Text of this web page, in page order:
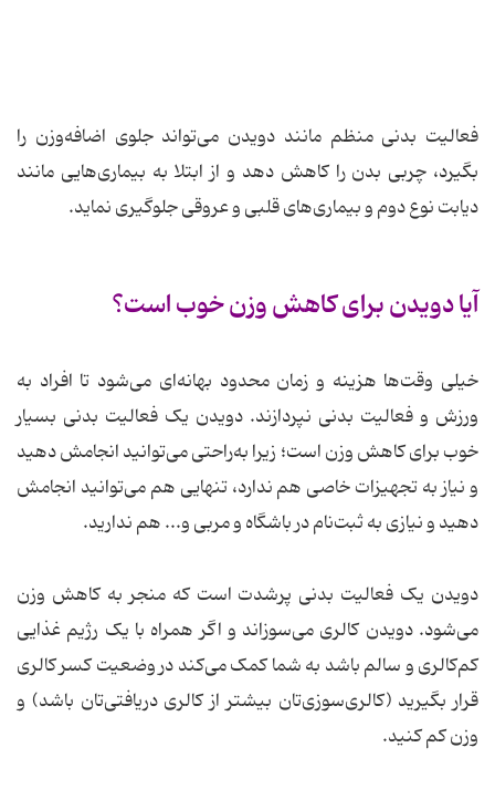
فعالیت بدنی منظم مانند دویدن می‌تواند جلوی اضافه‌وزن را
بگیرد، چربی بدن را کاهش دهد و از ابتلا به بیماری‌هایی مانند
دیابت نوع دوم و بیماری‌های قلبی و عروقی جلوگیری نماید.
آیا دویدن برای کاهش وزن خوب است؟
خیلی وقت‌ها هزینه و زمان محدود بهانه‌ای می‌شود تا افراد به
ورزش و فعالیت بدنی نپردازند. دویدن یک فعالیت بدنی بسیار
خوب برای کاهش وزن است؛ زیرا به‌راحتی می‌توانید انجامش دهید
و نیاز به تجهیزات خاصی هم ندارد، تنهایی هم می‌توانید انجامش
دهید و نیازی به ثبت‌نام در باشگاه و مربی و... هم ندارید.
دویدن یک فعالیت بدنی پرشدت است که منجر به کاهش وزن
می‌شود. دویدن کالری می‌سوزاند و اگر همراه با یک رژیم غذایی
کم‌کالری و سالم باشد به شما کمک می‌کند در وضعیت کسر کالری
قرار بگیرید (کالری‌سوزی‌تان بیشتر از کالری دریافتی‌تان باشد) و
وزن کم کنید.